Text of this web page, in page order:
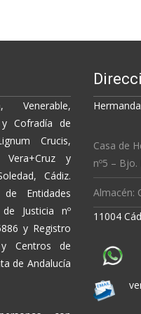
Venerable,
y Cofradía de
Crucis,
y
Cádiz.
Entidades
Justicia nº
y Registro
y Centros de
de Andalucía
Casa de
nº5 – Bjo.
Almacén:
11004